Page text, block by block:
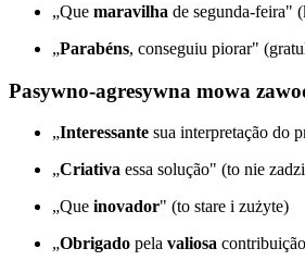
„Que maravilha de segunda-feira"
„Parabéns, conseguiu piorar"
Pasywno-agresywna mowa
„Interessante sua interpretação do
„Criativa essa solução" (to nie
„Que inovador" (to stare i zużyte)
„Obrigado pela valiosa